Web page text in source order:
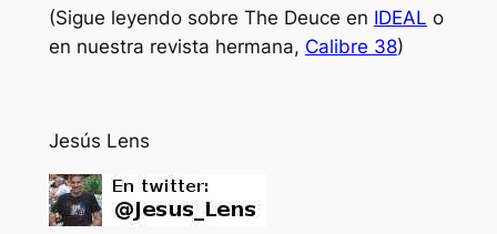
(Sigue leyendo sobre The Deuce en IDEAL o
en nuestra revista hermana, Calibre 38)
Jesús Lens